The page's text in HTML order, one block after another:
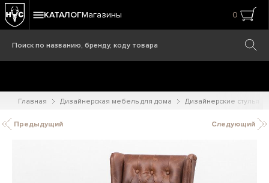
КАТАЛОГМагазины 0
Главная Дизайнерская мебель для дома Дизайнерские стулья
Предыдущий Следующий